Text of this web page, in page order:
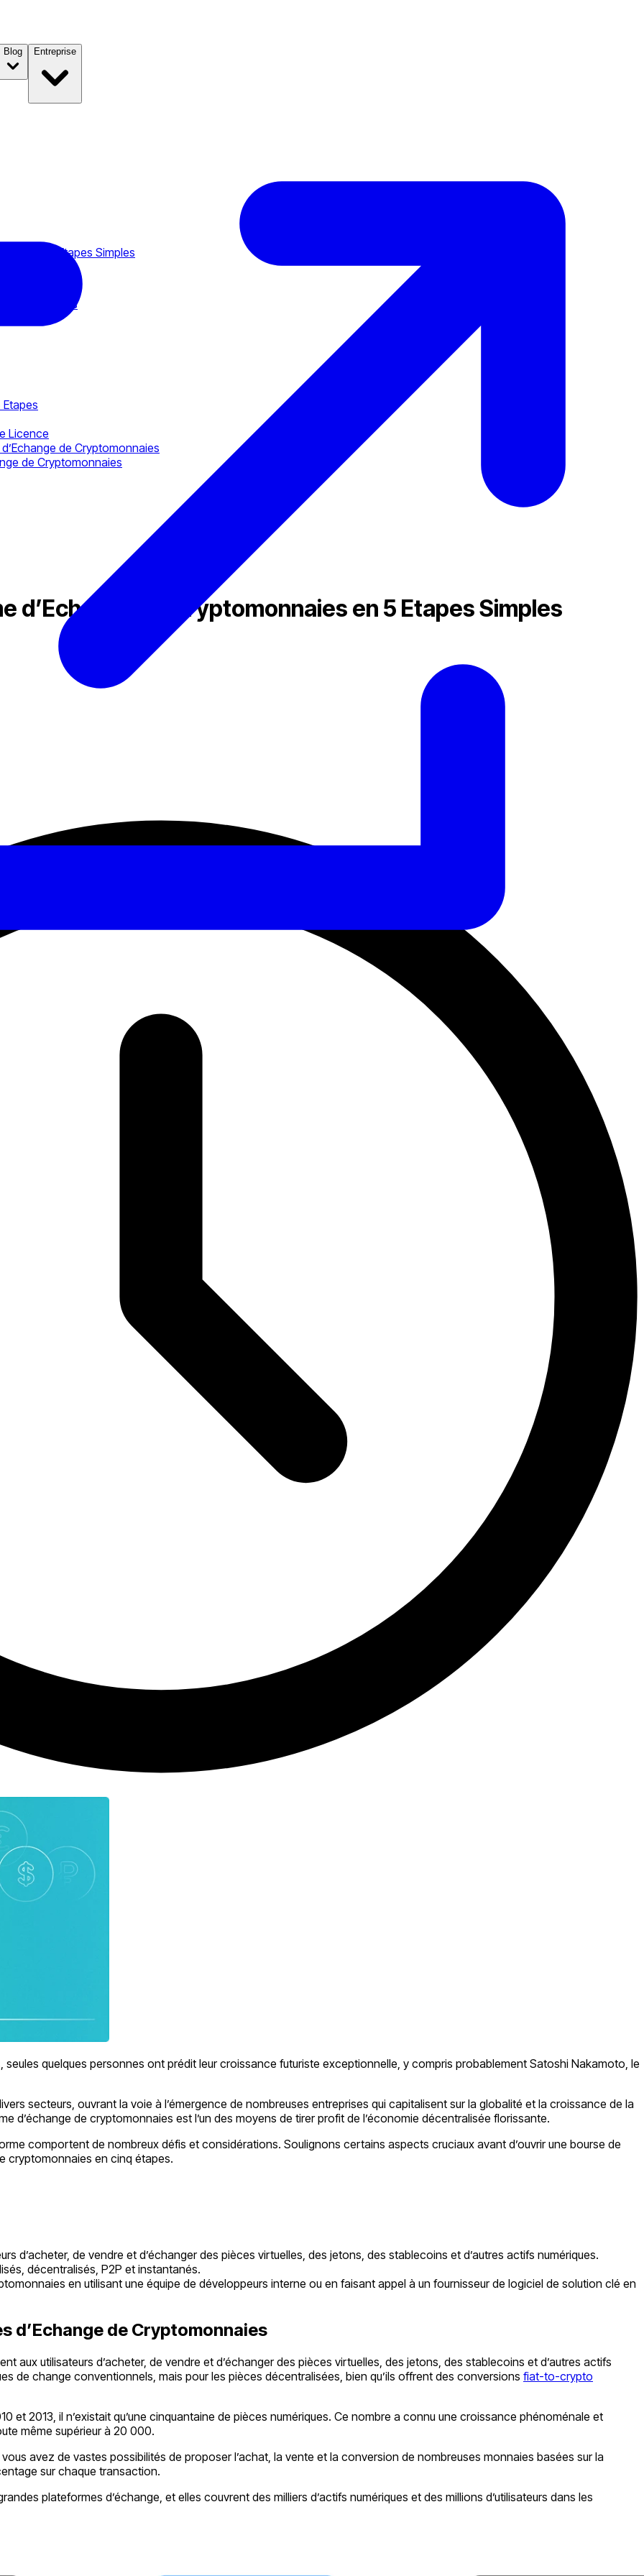
Blog Entreprise
en 5 Etapes Simples
Licence
de Cryptomonnaies
de Cryptomonnaies
d’Echange de Cryptomonnaies en 5 Etapes Simples
quelques personnes ont prédit leur croissance futuriste exceptionnelle, y compris probablement Satoshi Nakamoto, le
secteurs, ouvrant la voie à l’émergence de nombreuses entreprises qui capitalisent sur la globalité et la croissance de la
d’échange de cryptomonnaies est l’un des moyens de tirer profit de l’économie décentralisée florissante.
comportent de nombreux défis et considérations. Soulignons certains aspects cruciaux avant d’ouvrir une bourse de
cryptomonnaies en cinq étapes.
d’acheter, de vendre et d’échanger des pièces virtuelles, des jetons, des stablecoins et d’autres actifs numériques.
décentralisés, P2P et instantanés.
en utilisant une équipe de développeurs interne ou en faisant appel à un fournisseur de logiciel de solution clé en
d’Echange de Cryptomonnaies
aux utilisateurs d’acheter, de vendre et d’échanger des pièces virtuelles, des jetons, des stablecoins et d’autres actifs
de change conventionnels, mais pour les pièces décentralisées, bien qu’ils offrent des conversions fiat-to-crypto
et 2013, il n’existait qu’une cinquantaine de pièces numériques. Ce nombre a connu une croissance phénoménale et
même supérieur à 20 000.
avez de vastes possibilités de proposer l’achat, la vente et la conversion de nombreuses monnaies basées sur la
sur chaque transaction.
plateformes d’échange, et elles couvrent des milliers d’actifs numériques et des millions d’utilisateurs dans les